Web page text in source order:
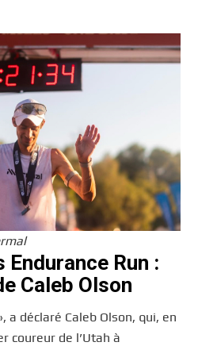
Run :
Caleb Olson
a déclaré Caleb Olson, qui, en
coureur de l’Utah à